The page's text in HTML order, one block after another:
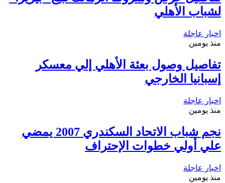
لشباب الأهلي
اخبار عاجلة
منذ يومين
تفاصيل وصول بعثة الأهلي إلي معسكر
إسبانيا الخارجي
اخبار عاجلة
منذ يومين
نجم شباب الاتحاد السكندري 2007 يمضي
علي أولي خطوات الإحتراف
اخبار عاجلة
منذ يومين